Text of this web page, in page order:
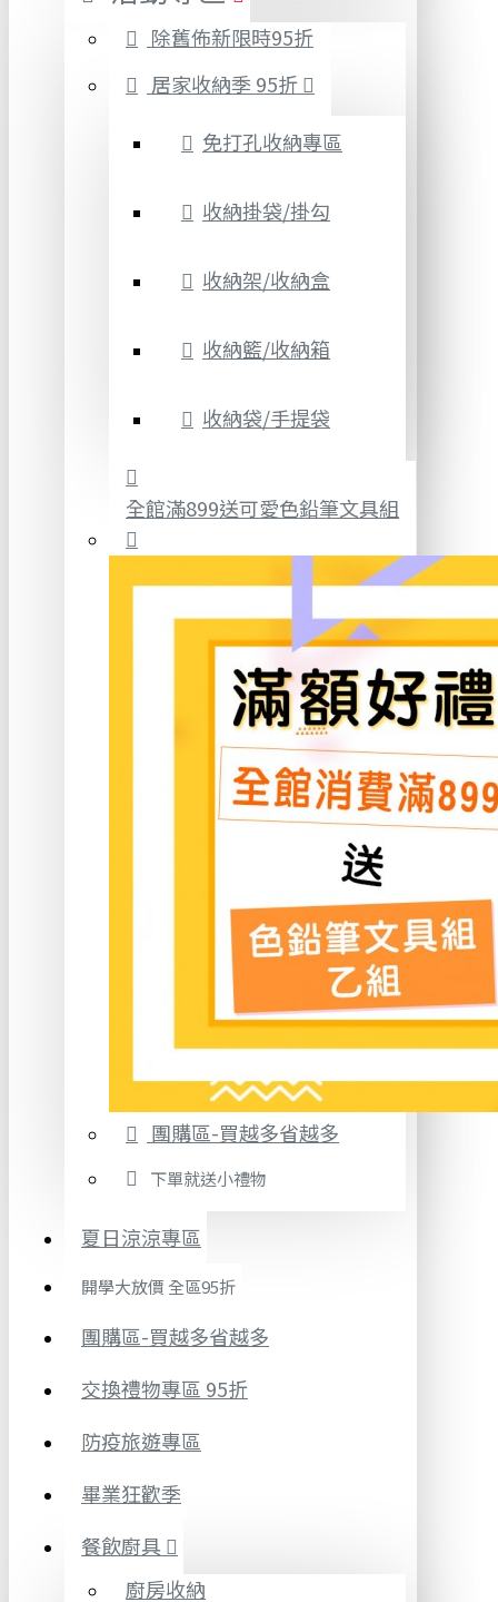
除舊佈新限時95折
居家收納季 95折
免打孔收納專區
收納掛袋/掛勾
收納架/收納盒
收納籃/收納箱
收納袋/手提袋
全館滿899送可愛色鉛筆文具組
團購區-買越多省越多
下單就送小禮物
夏日涼涼專區
開學大放價 全區95折
團購區-買越多省越多
交換禮物專區 95折
防疫旅遊專區
畢業狂歡季
餐飲廚具
廚房收納